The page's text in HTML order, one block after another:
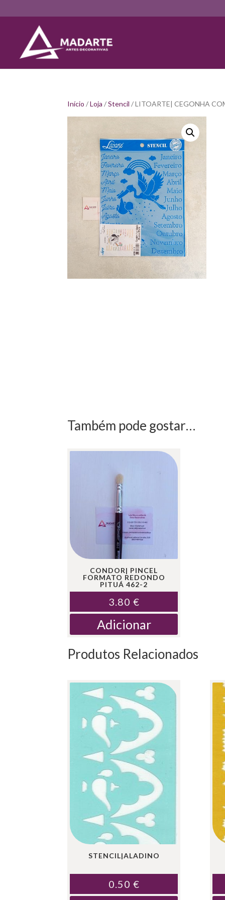
Início /Loja /Stencil / LITOARTE| CEGONHA
Também pode gostar…
CONDOR| PINCEL
FORMATO REDONDO
PITUÁ 462-2
3.80 €
Adicionar
Produtos Relacionados
STENCIL|ALADINO
0.50 €